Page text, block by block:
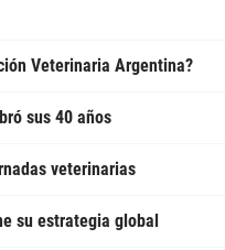
Veterinaria Argentina?
sus 40 años
veterinarias
su estrategia global